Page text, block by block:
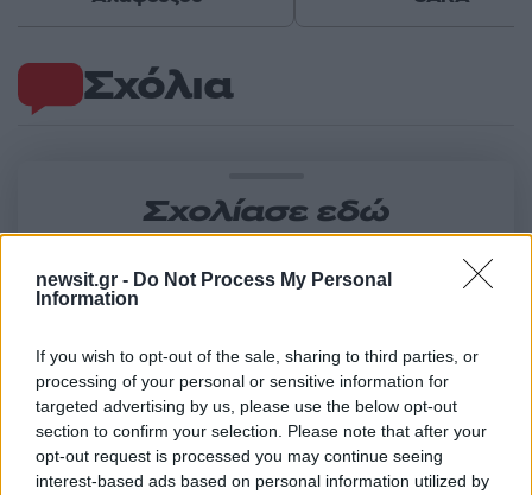
newsit.gr - Do Not Process My Personal
Information
If you wish to opt-out of the sale, sharing to third parties, or
processing of your personal or sensitive information for
targeted advertising by us, please use the below opt-out
section to confirm your selection. Please note that after your
opt-out request is processed you may continue seeing
interest-based ads based on personal information utilized by
Σχόλια
Σχολίασε εδώ
50 /50
2000 /2000
Υποβολή σχολίου